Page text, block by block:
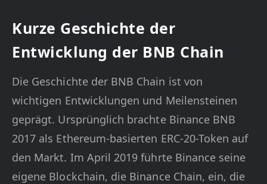
Kurze Geschichte der
Entwicklung der BNB Chain
Die Geschichte der BNB Chain ist von
wichtigen Entwicklungen und Meilensteinen
geprägt. Ursprünglich brachte Binance BNB
2017 als Ethereum-basierten ERC-20-Token auf
den Markt. Im April 2019 führte Binance seine
eigene Blockchain, die Binance Chain, ein, die